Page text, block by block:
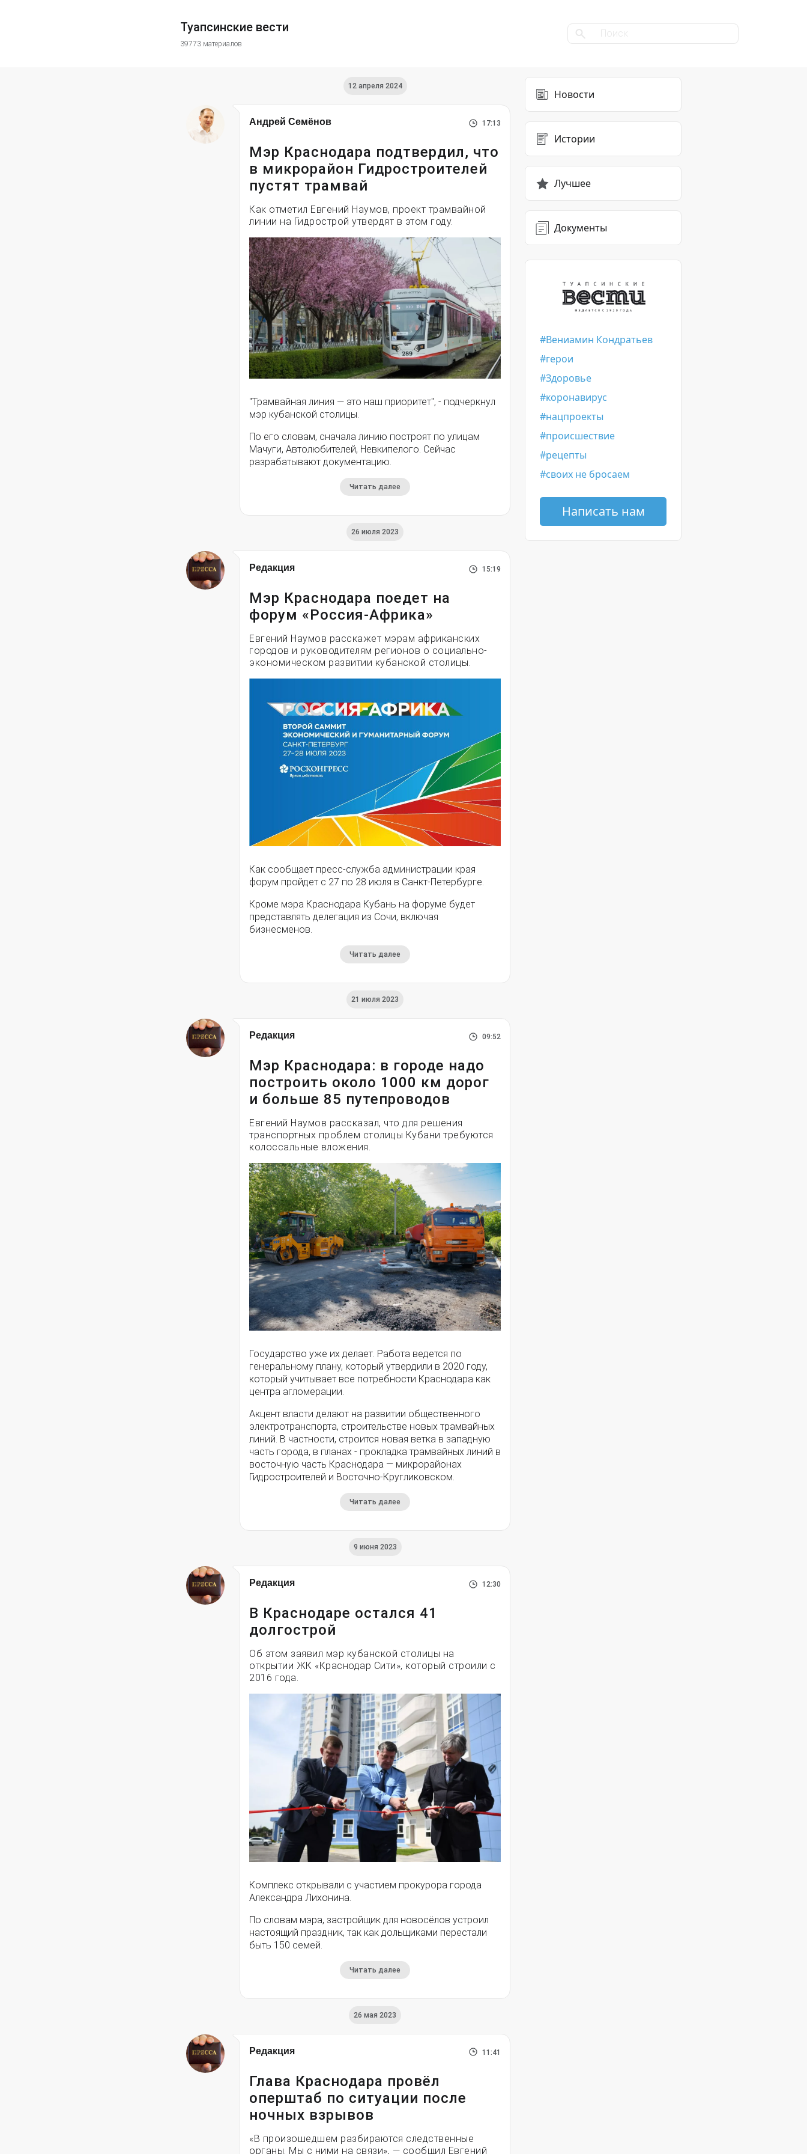
Туапсинские вести
39773 материалов
12 апреля 2024
Андрей Семёнов 17:13
Мэр Краснодара подтвердил, что
в микрорайон Гидростроителей
пустят трамвай
Как отметил Евгений Наумов, проект трамвайной
линии на Гидрострой утвердят в этом году.
"Трамвайная линия — это наш приоритет", - подчеркнул
мэр кубанской столицы.
По его словам, сначала линию построят по улицам
Мачуги, Автолюбителей, Невкипелого. Сейчас
разрабатывают документацию.
Читать далее
26 июля 2023
Редакция 15:19
Мэр Краснодара поедет на
форум «Россия-Африка»
Евгений Наумов расскажет мэрам африканских
городов и руководителям регионов о социально-
экономическом развитии кубанской столицы.
Как сообщает пресс-служба администрации края
форум пройдет с 27 по 28 июля в Санкт-Петербурге.
Кроме мэра Краснодара Кубань на форуме будет
представлять делегация из Сочи, включая
бизнесменов.
Читать далее
21 июля 2023
Редакция 09:52
Мэр Краснодара: в городе надо
построить около 1000 км дорог
и больше 85 путепроводов
Евгений Наумов рассказал, что для решения
транспортных проблем столицы Кубани требуются
колоссальные вложения.
Государство уже их делает. Работа ведется по
генеральному плану, который утвердили в 2020 году,
который учитывает все потребности Краснодара как
центра агломерации.
Акцент власти делают на развитии общественного
электротранспорта, строительстве новых трамвайных
линий. В частности, строится новая ветка в западную
часть города, в планах - прокладка трамвайных линий в
восточную часть Краснодара — микрорайонах
Гидростроителей и Восточно-Кругликовском.
Читать далее
9 июня 2023
Редакция 12:30
В Краснодаре остался 41
долгострой
Об этом заявил мэр кубанской столицы на
открытии ЖК «Краснодар Сити», который строили с
2016 года.
Комплекс открывали с участием прокурора города
Александра Лихонина.
По словам мэра, застройщик для новосёлов устроил
настоящий праздник, так как дольщиками перестали
быть 150 семей.
Читать далее
26 мая 2023
Редакция 11:41
Глава Краснодара провёл
оперштаб по ситуации после
ночных взрывов
«В произошедшем разбираются следственные
органы. Мы с ними на связи», — сообщил Евгений
Новости
Истории
Лучшее
Документы
Вениамин Кондратьев
герои
Здоровье
коронавирус
нацпроекты
происшествие
рецепты
своих не бросаем
Написать нам